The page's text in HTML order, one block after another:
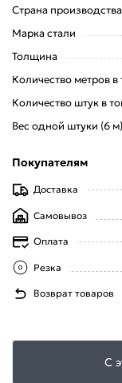
Страна производства
Марка стали
Толщина
Количество метров в
Количество штук в
Вес одной штуки (6 м)
Покупателям
Доставка
Самовывоз
Оплата
Резка
Возврат товаров
С